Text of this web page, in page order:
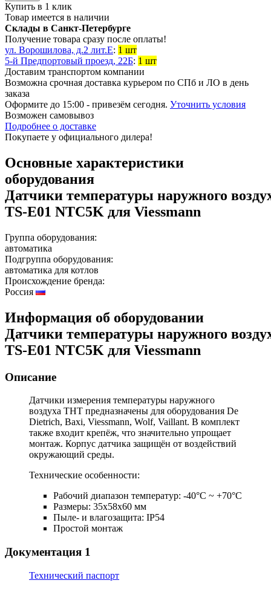
Купить в 1 клик
Товар имеется в наличии
Склады в Санкт-Петербурге
Получение товара сразу после оплаты!
ул. Ворошилова, д.2 лит.Е: 1 шт
5-й Предпортовый проезд, 22Б: 1 шт
Доставим транспортом компании
Возможна срочная доставка курьером по СПб и ЛО в день
заказа
Оформите до 15:00 - привезём сегодня. Уточнить условия
Возможен самовывоз
Подробнее о доставке
Покупаете у официального дилера!
Основные характеристики
оборудования
Датчики температуры наружного
TS-E01 NTC5K для Viessmann
Группа оборудования:
автоматика
Подгруппа оборудования:
автоматика для котлов
Происхождение бренда:
Россия
Информация об оборудовании
Датчики температуры наружного
TS-E01 NTC5K для Viessmann
Описание
Датчики измерения температуры наружного
воздуха ТНТ предназначены для оборудования De
Dietrich, Baxi, Viessmann, Wolf, Vaillant. В комплект
также входит крепёж, что значительно упрощает
монтаж. Корпус датчика защищён от воздействий
окружающий среды.
Teхнические особенности:
Рабочий диапазон температур: -40°C ~ +70°C
Размеры: 35х58х60 мм
Пыле- и влагозащита: IP54
Простой монтаж
Документация 1
Технический паспорт